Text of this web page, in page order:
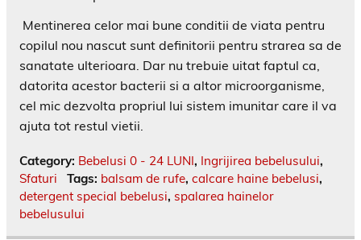
Mentinerea celor mai bune conditii de viata pentru
copilul nou nascut sunt definitorii pentru strarea sa de
sanatate ulterioara. Dar nu trebuie uitat faptul ca,
datorita acestor bacterii si a altor microorganisme,
cel mic dezvolta propriul lui sistem imunitar care il va
ajuta tot restul vietii.
Category: Bebelusi 0 - 24 LUNI, Ingrijirea bebelusului,
Sfaturi
Tags: balsam de rufe, calcare haine bebelusi,
detergent special bebelusi, spalarea hainelor
bebelusului